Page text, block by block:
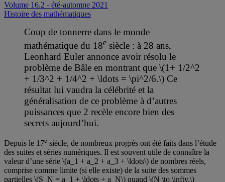
Volume 16.2 - été-automne 2021
Histoire des mathématiques
Coup de tonnerre dans le monde
mathématique du 18e siècle : à 28 ans,
Leonhard Euler annonce avoir résolu le
problème de Bâle en montrant que \(1+ 1/2^2
+ 1/3^2 + 1/4^2 + \ldots = \pi^2/6.\) Ce
résultat lui vaudra la célébrité et la
généralisation de ce problème à d’autres
puissances que 2 recèle encore bien des
secrets aujourd’hui.
Depuis le 17e siècle, de nombreux progrès ont été faits dans l’étude
des suites et séries numériques. Il est souvent utile de connaître la
valeur d’une série \(a_1 + a_2 + a_3 + \ldots\) de nombres réels,
comprise comme limite (si elle existe) de la suite des sommes
partielles \(S_N = a_1 + \ldots + a_N\) quand \(N \to \infty.\)